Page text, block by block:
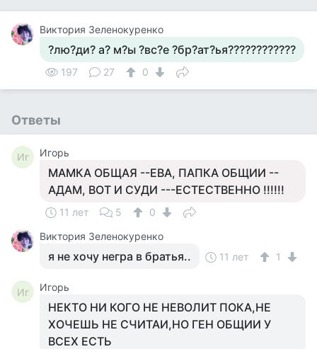
Виктория Зеленокуренко
?лю?ди? а? м?ы ?вс?е ?бр?ат?ья????????????
197 27 0
Ответы
Иг Игорь
МАМКА ОБЩАЯ --ЕВА, ПАПКА ОБЩИИ --
АДАМ, ВОТ И СУДИ ---ЕСТЕСТВЕННО !!!!!!
11 лет 5
0
Виктория Зеленокуренко
я не хочу негра в братья.. 11 лет 1
Иг Игорь
НЕКТО НИ КОГО НЕ НЕВОЛИТ ПОКА,НЕ
ХОЧЕШЬ НЕ СЧИТАИ,НО ГЕН ОБЩИИ У
ВСЕХ ЕСТЬ